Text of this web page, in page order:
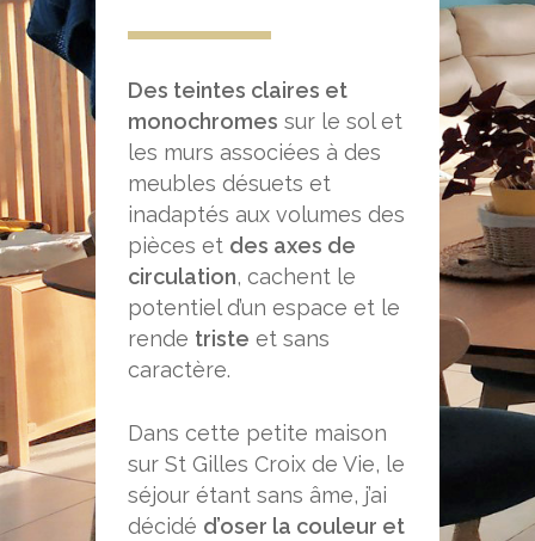
Des teintes claires et
monochromes sur le sol et
les murs associées à des
meubles désuets et
inadaptés aux volumes des
pièces et des axes de
circulation, cachent le
potentiel d’un espace et le
rende triste et sans
caractère.
Dans cette petite maison
sur St Gilles Croix de Vie, le
séjour étant sans âme, j’ai
décidé d’oser la couleur et